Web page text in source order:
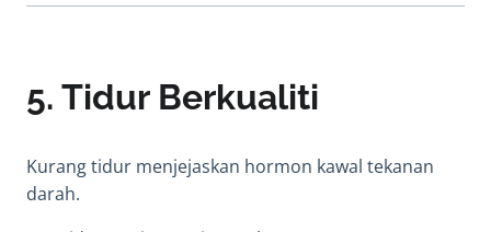
5. Tidur Berkualiti
Kurang tidur menjejaskan hormon kawal tekanan
darah.